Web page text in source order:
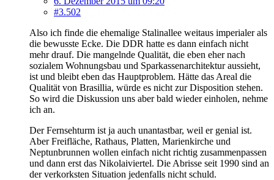
#3.502
Also ich finde die ehemalige Stalinallee weitaus imperialer als
die bewusste Ecke. Die DDR hatte es dann einfach nicht
mehr drauf. Die mangelnde Qualität, die eben eher nach
sozialem Wohnungsbau und Sparkassenarchitektur aussieht,
ist und bleibt eben das Hauptproblem. Hätte das Areal die
Qualität von Brasillia, würde es nicht zur Disposition stehen.
So wird die Diskussion uns aber bald wieder einholen, nehme
ich an.
Der Fernsehturm ist ja auch unantastbar, weil er genial ist.
Aber Freifläche, Rathaus, Platten, Marienkirche und
Neptunbrunnen wollen einfach nicht richtig zusammenpassen
und dann erst das Nikolaiviertel. Die Abrisse seit 1990 sind an
der verkorksten Situation jedenfalls nicht schuld.